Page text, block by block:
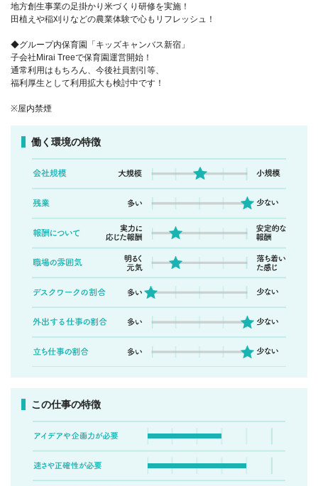
地方創生事業の足掛かり米づくり研修を実施！
田植えや稲刈りなどの農業体験で心もリフレッシュ！
◆グループ内保育園「キッズキャンバス新宿」
子会社Mirai Treeで保育園運営開始！
通常利用はもちろん、今後社員割引等、
福利厚生として利用拡大も検討中です！
※屋内禁煙
働く環境の特徴
この仕事の特徴